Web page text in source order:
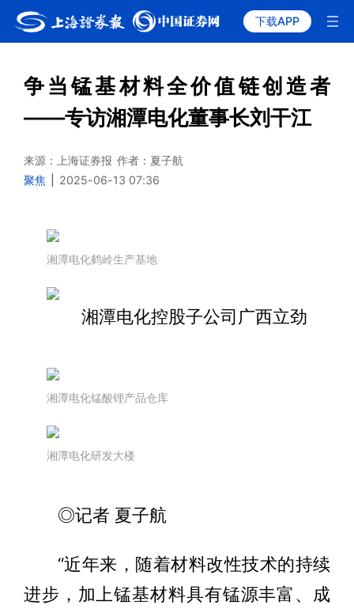
下载APP
争当锰基材料全价值链创造者
——专访湘潭电化董事长刘干江
来源：上海证券报 作者：夏子航
聚焦
2025-06-13 07:36
湘潭电化鹤岭生产基地
湘潭电化控股子公司广西立劲
湘潭电化锰酸锂产品仓库
湘潭电化研发大楼
◎记者 夏子航
“近年来，随着材料改性技术的持续
进步，加上锰基材料具有锰源丰富、成